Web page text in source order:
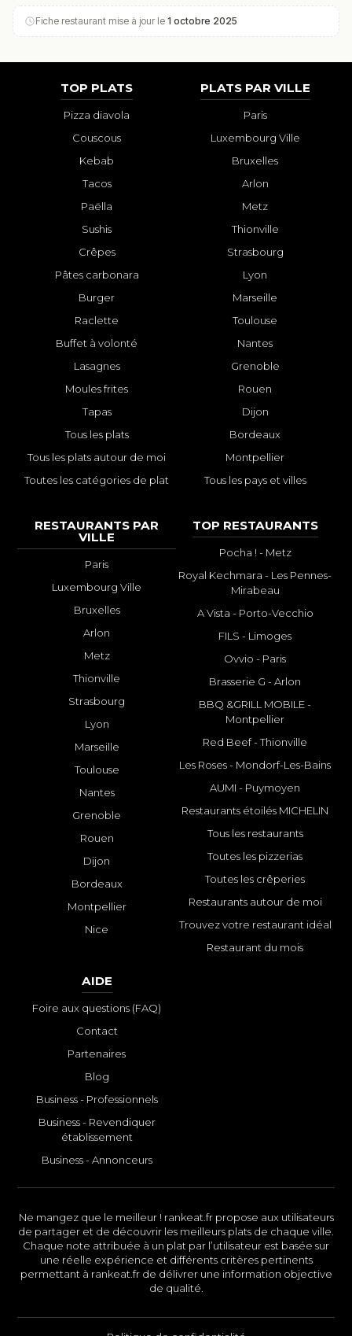
Fiche restaurant mise à jour le 1 octobre 2025
TOP PLATS
Pizza diavola
Couscous
Kebab
Tacos
Paëlla
Sushis
Crêpes
Pâtes carbonara
Burger
Raclette
Buffet à volonté
Lasagnes
Moules frites
Tapas
Tous les plats
Tous les plats autour de moi
Toutes les catégories de plat
PLATS PAR VILLE
Paris
Luxembourg Ville
Bruxelles
Arlon
Metz
Thionville
Strasbourg
Lyon
Marseille
Toulouse
Nantes
Grenoble
Rouen
Dijon
Bordeaux
Montpellier
Tous les pays et villes
RESTAURANTS PAR
VILLE
Paris
Luxembourg Ville
Bruxelles
Arlon
Metz
Thionville
Strasbourg
Lyon
Marseille
Toulouse
Nantes
Grenoble
Rouen
Dijon
Bordeaux
Montpellier
Nice
TOP RESTAURANTS
Pocha ! - Metz
Royal Kechmara - Les Pennes-
Mirabeau
A Vista - Porto-Vecchio
FILS - Limoges
Ovvio - Paris
Brasserie G - Arlon
BBQ &GRILL MOBILE -
Montpellier
Red Beef - Thionville
Les Roses - Mondorf-Les-Bains
AUMI - Puymoyen
Restaurants étoilés MICHELIN
Tous les restaurants
Toutes les pizzerias
Toutes les crêperies
Restaurants autour de moi
Trouvez votre restaurant idéal
Restaurant du mois
AIDE
Foire aux questions (FAQ)
Contact
Partenaires
Blog
Business - Professionnels
Business - Revendiquer
établissement
Business - Annonceurs
Ne mangez que le meilleur ! rankeat.fr propose aux utilisateurs
de partager et de découvrir les meilleurs plats de chaque ville.
Chaque note attribuée à un plat par l’utilisateur est basée sur
une réelle expérience et différents critères pertinents
permettant à rankeat.fr de délivrer une information objective
de qualité.